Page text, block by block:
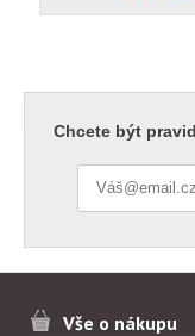
Chcete být
Vše o nákupu